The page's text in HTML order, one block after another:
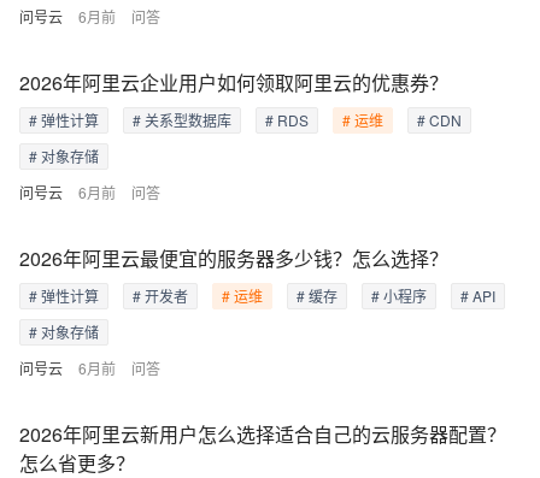
问号云 6月前 问答
问号云 6月前 问答
2026年阿里云企业用户如何领取阿里云的优惠券？
# 弹性计算 # 关系型数据库 # RDS # 运维
# CDN
# 对象存储
问号云 6月前 问答
2026年阿里云最便宜的服务器多少钱？怎么选择？
# 弹性计算 # 开发者 # 运维 # 缓存 # 小程序
# API
# 对象存储
2026年阿里云新用户怎么选择适合自己的云服务器配置？
怎么省更多？